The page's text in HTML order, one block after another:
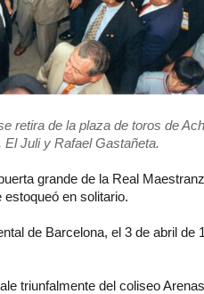
retira de la plaza de toros de
El Juli y Rafael Gastañeta.
grande de la Real
en solitario.
de Barcelona, el 3 de abril de
triunfalmente del coliseo